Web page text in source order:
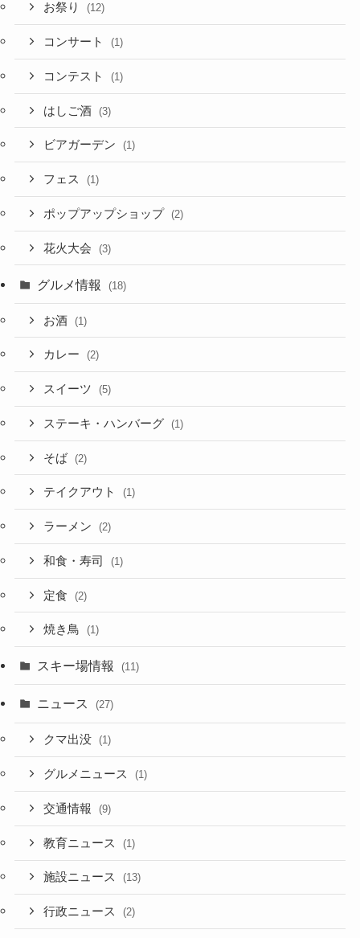
お祭り (12)
コンサート (1)
コンテスト (1)
はしご酒 (3)
ビアガーデン (1)
フェス (1)
ポップアップショップ (2)
花火大会 (3)
グルメ情報 (18)
お酒 (1)
カレー (2)
スイーツ (5)
ステーキ・ハンバーグ (1)
そば (2)
テイクアウト (1)
ラーメン (2)
和食・寿司 (1)
定食 (2)
焼き鳥 (1)
スキー場情報 (11)
ニュース (27)
クマ出没 (1)
グルメニュース (1)
交通情報 (9)
教育ニュース (1)
施設ニュース (13)
行政ニュース (2)